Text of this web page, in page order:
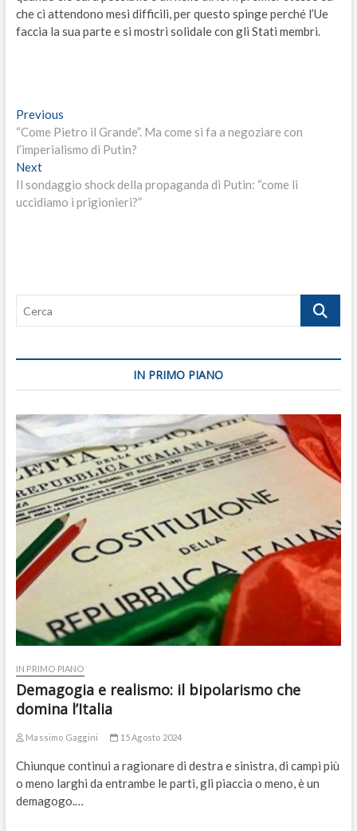
che ci attendono mesi difficili, per questo spinge perché l’Ue
faccia la sua parte e si mostri solidale con gli Stati membri.
Navigazione
articoli
PreviousPrevious
post:
“Come Pietro il Grande”. Ma come si fa a negoziare con
l’imperialismo di Putin?
NextNext
post:
Il sondaggio shock della propaganda di Putin: “come li
uccidiamo i prigionieri?”
Cerca
IN PRIMO PIANO
IN PRIMO PIANO
Demagogia e realismo: il bipolarismo che
domina l’Italia
Massimo Gaggini 15 Agosto 2024
Chiunque continui a ragionare di destra e sinistra, di campi più
o meno larghi da entrambe le parti, gli piaccia o meno, è un
demagogo.…